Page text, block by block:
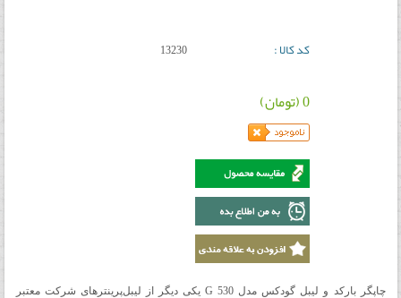
کد کالا : 13230
0 (تومان)
چاپگر بارکد و لیبل گودکس مدل G 530 یکی دیگر از لیبل‌پرینترهای شرکت معتبر